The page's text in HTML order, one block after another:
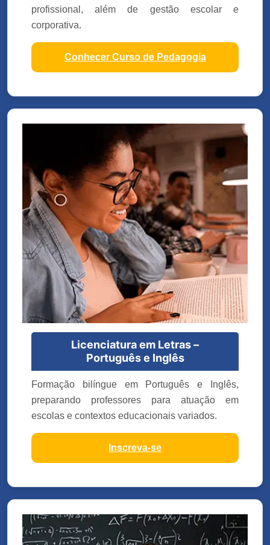
profissional, além de gestão escolar e
corporativa.
Conhecer Curso de Pedagogia
Licenciatura em Letras –
Português e Inglês
Formação bilíngue em Português e Inglês,
preparando professores para atuação em
escolas e contextos educacionais variados.
Inscreva-se